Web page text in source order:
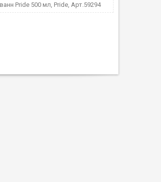
Pride 500 мл, Pride, Арт.59294